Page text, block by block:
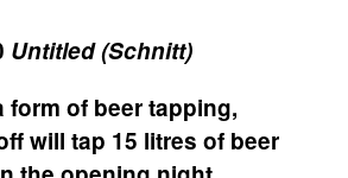
Untitled (Schnitt)
form of beer tapping,
will tap 15 litres of beer